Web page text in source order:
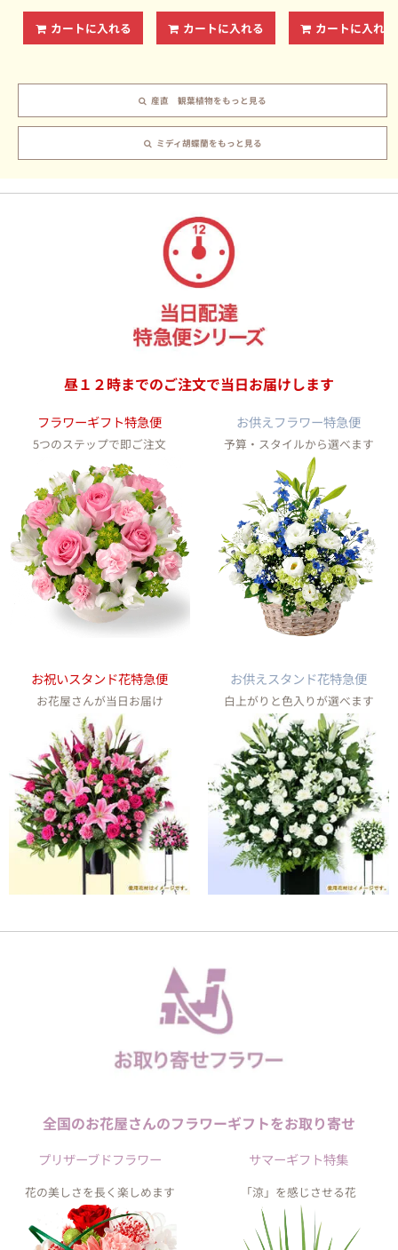
カートに入れる カートに入れる カートに入れる
産直 観葉植物をもっと見る
ミディ胡蝶蘭をもっと見る
昼１２時までのご注文で当日お届けします
フラワーギフト特急便
5つのステップで即ご注文
お供えフラワー特急便
予算・スタイルから選べます
お祝いスタンド花特急便
お花屋さんが当日お届け
お供えスタンド花特急便
白上がりと色入りが選べます
全国のお花屋さんのフラワーギフトをお取り寄せ
プリザーブドフラワー
花の美しさを長く楽しめます
サマーギフト特集
「涼」を感じさせる花